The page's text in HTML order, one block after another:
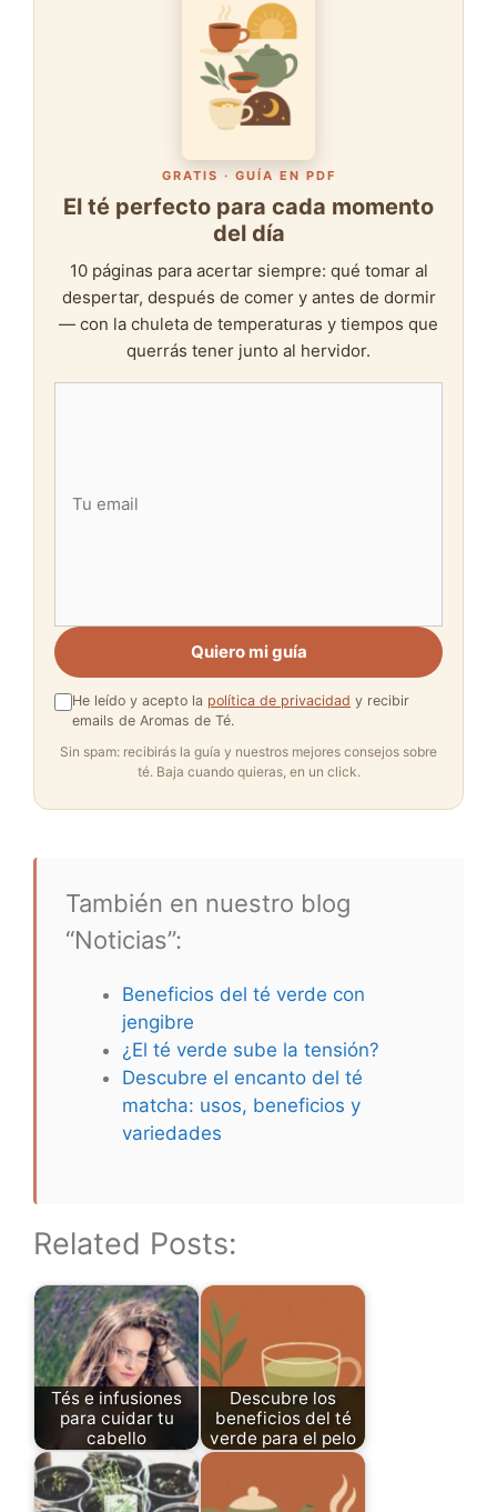
GRATIS · GUÍA EN PDF
El té perfecto para cada momento
del día
10 páginas para acertar siempre: qué tomar al
despertar, después de comer y antes de dormir
— con la chuleta de temperaturas y tiempos que
querrás tener junto al hervidor.
Quiero mi guía
He leído y acepto la política de privacidad y recibir
emails de Aromas de Té.
Sin spam: recibirás la guía y nuestros mejores consejos sobre
té. Baja cuando quieras, en un click.
También en nuestro blog
“Noticias”:
Beneficios del té verde con
jengibre
¿El té verde sube la tensión?
Descubre el encanto del té
matcha: usos, beneficios y
variedades
Related Posts:
Tés e infusiones
para cuidar tu
cabello
Descubre los
beneficios del té
verde para el pelo